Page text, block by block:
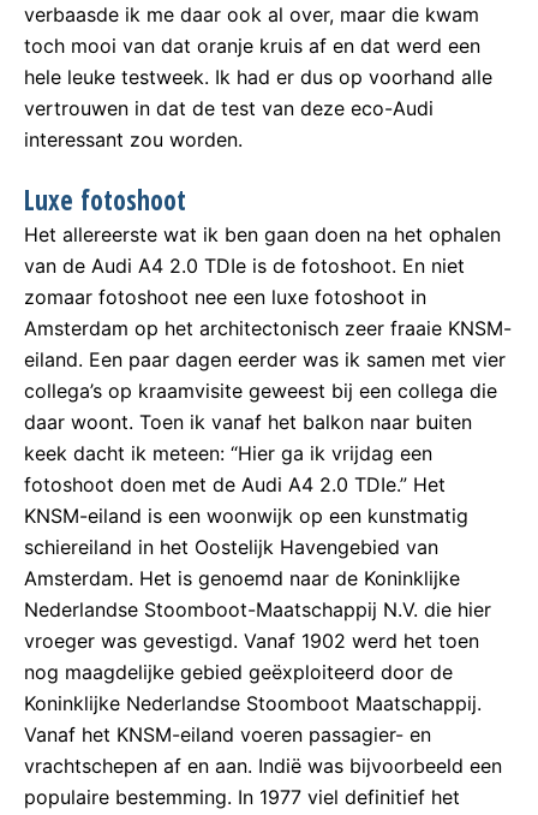
verbaasde ik me daar ook al over, maar die kwam
toch mooi van dat oranje kruis af en dat werd een
hele leuke testweek. Ik had er dus op voorhand alle
vertrouwen in dat de test van deze eco-Audi
interessant zou worden.
Luxe fotoshoot
Het allereerste wat ik ben gaan doen na het ophalen
van de Audi A4 2.0 TDIe is de fotoshoot. En niet
zomaar fotoshoot nee een luxe fotoshoot in
Amsterdam op het architectonisch zeer fraaie KNSM-
eiland. Een paar dagen eerder was ik samen met vier
collega’s op kraamvisite geweest bij een collega die
daar woont. Toen ik vanaf het balkon naar buiten
keek dacht ik meteen: “Hier ga ik vrijdag een
fotoshoot doen met de Audi A4 2.0 TDIe.” Het
KNSM-eiland is een woonwijk op een kunstmatig
schiereiland in het Oostelijk Havengebied van
Amsterdam. Het is genoemd naar de Koninklijke
Nederlandse Stoomboot-Maatschappij N.V. die hier
vroeger was gevestigd. Vanaf 1902 werd het toen
nog maagdelijke gebied geëxploiteerd door de
Koninklijke Nederlandse Stoomboot Maatschappij.
Vanaf het KNSM-eiland voeren passagier- en
vrachtschepen af en aan. Indië was bijvoorbeeld een
populaire bestemming. In 1977 viel definitief het